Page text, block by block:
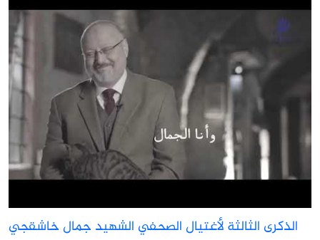
الذكرى الثالثة لأغتيال الصحفي الشهيد جمال خاشقجي